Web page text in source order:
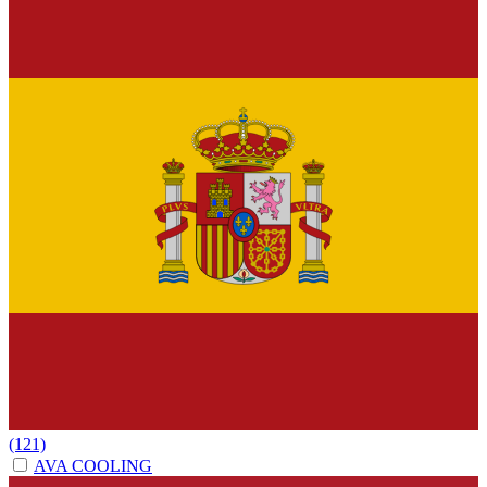
(121)
AVA COOLING